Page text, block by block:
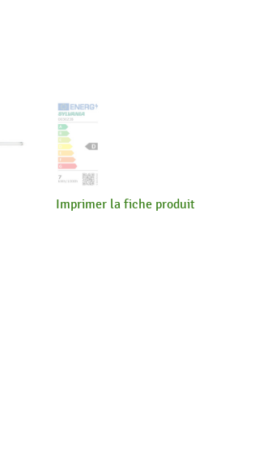
Imprimer la fiche produit